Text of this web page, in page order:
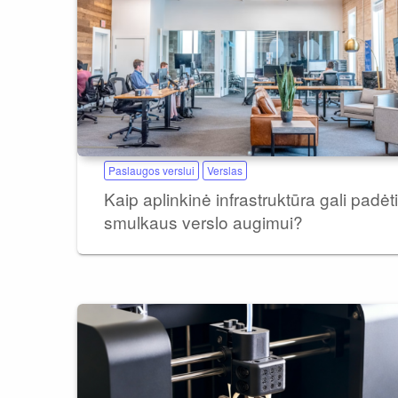
Paslaugos verslui Verslas
Kaip aplinkinė infrastruktūra gali padėti
smulkaus verslo augimui?